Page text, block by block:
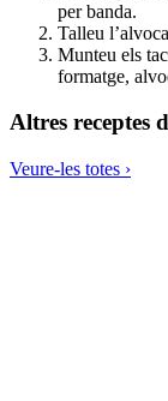
per banda.
Talleu
Munteu els
formatge,
Altres receptes
Veure-les totes ›